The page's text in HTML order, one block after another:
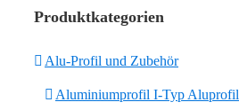
Produktkategorien
Alu-Profil und Zubehör
Aluminiumprofil I-Typ Aluprofil